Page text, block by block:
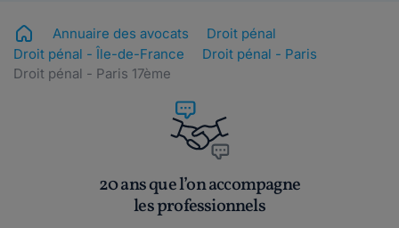
Annuaire des avocats
Droit pénal
Droit pénal - Île-de-France
Droit pénal - Paris
Droit pénal - Paris 17ème
20 ans que l’on accompagne
les professionnels